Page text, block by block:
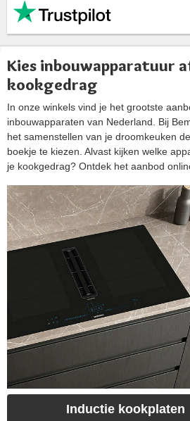
Kies inbouwapparatuur
kookgedrag
In onze winkels vind je het grootste
inbouwapparaten van Nederland. Bij
het samenstellen van je droomkeuken
boekje te kiezen. Alvast kijken welke
je kookgedrag? Ontdek het aanbod
Inductie kookplaten